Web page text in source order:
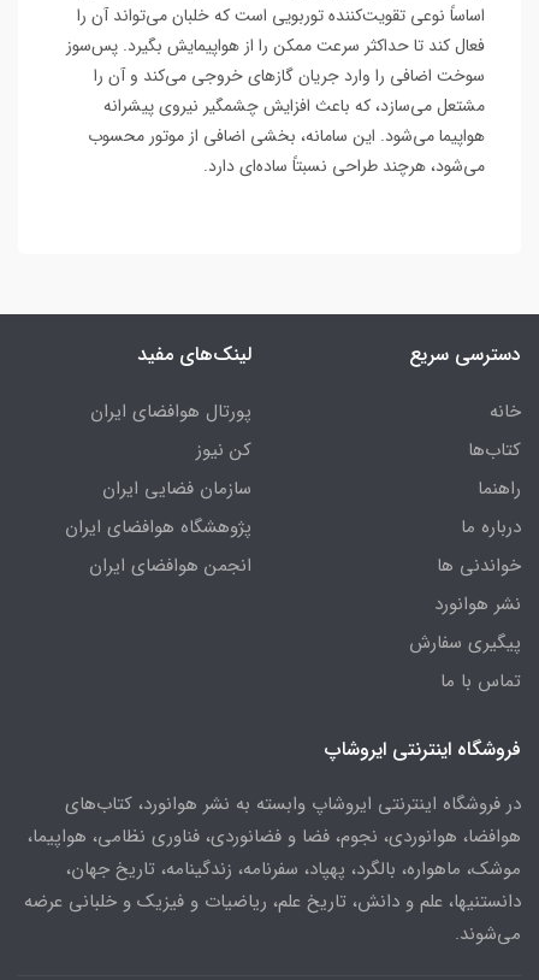
اساساً نوعی تقویت‌کننده توربویی است که خلبان می‌تواند آن را
فعال کند تا حداکثر سرعت ممکن را از هواپیمایش بگیرد. پس‌سوز
سوخت اضافی را وارد جریان گازهای خروجی می‌کند و آن را
مشتعل می‌سازد، که باعث افزایش چشمگیر نیروی پیشرانه
هواپیما می‌شود. این سامانه، بخشی اضافی از موتور محسوب
می‌شود، هرچند طراحی نسبتاً ساده‌ای دارد.
دسترسی سریع
خانه
کتاب‌ها
راهنما
درباره ما
خواندنی ها
نشر هوانورد
پیگیری سفارش
تماس با ما
لینک‌های مفید
پورتال هوافضای ایران
کن نیوز
سازمان فضایی ایران
پژوهشگاه هوافضای ایران
انجمن هوافضای ایران
فروشگاه اینترنتی ایروشاپ
در فروشگاه اینترنتی ایروشاپ وابسته به نشر هوانورد، کتاب‌های
هوافضا، هوانوردی، نجوم، فضا و فضانوردی، فناوری نظامی، هواپیما،
موشک، ماهواره، بالگرد، پهپاد، سفرنامه، زندگینامه، تاریخ جهان،
دانستنیها، علم و دانش، تاریخ علم، ریاضیات و فیزیک و خلبانی عرضه
می‌شوند.